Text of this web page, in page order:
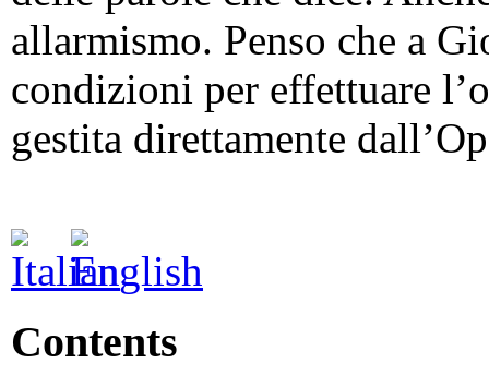
allarmismo. Penso che a
condizioni per effettuare
gestita direttamente
Contents